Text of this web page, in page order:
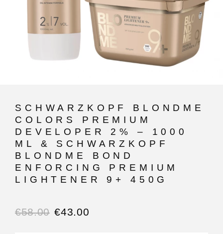
SCHWARZKOPF BLONDME
COLORS PREMIUM
DEVELOPER 2% – 1000
ML & SCHWARZKOPF
BLONDME BOND
ENFORCING PREMIUM
LIGHTENER 9+ 450G
€58.00 €43.00